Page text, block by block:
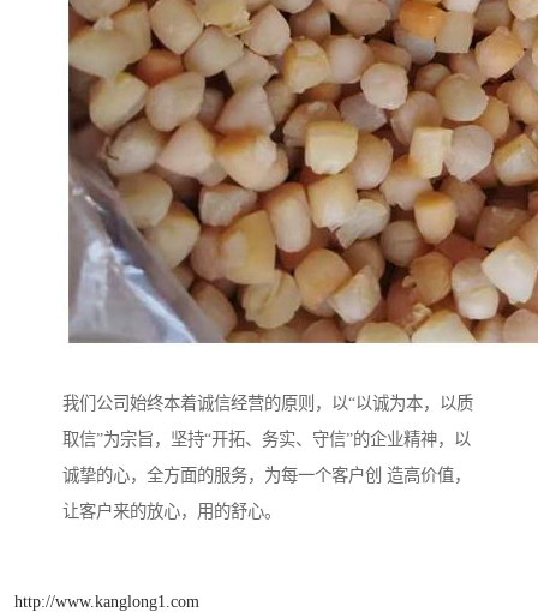
我们公司始终本着诚信经营的原则，以“以诚为本，以质
取信”为宗旨，坚持“开拓、务实、守信”的企业精神，以
诚挚的心，全方面的服务，为每一个客户创 造高价值，
让客户来的放心，用的舒心。
http://www.kanglong1.com